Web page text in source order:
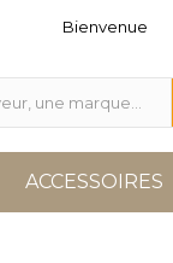
Bienvenue
ACCESSOIRES